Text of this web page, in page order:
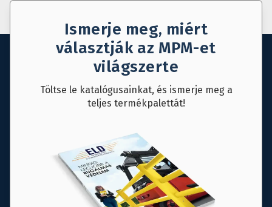
Ismerje meg, miért
választják az MPM-et
világszerte
Töltse le katalógusainkat, és ismerje meg a
teljes termékpalettát!